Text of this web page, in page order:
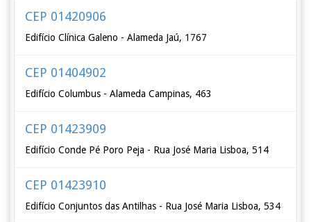
CEP 01420906
Edifício Clínica Galeno - Alameda Jaú, 1767
CEP 01404902
Edifício Columbus - Alameda Campinas, 463
CEP 01423909
Edifício Conde Pé Poro Peja - Rua José Maria Lisboa, 514
CEP 01423910
Edifício Conjuntos das Antilhas - Rua José Maria Lisboa, 534